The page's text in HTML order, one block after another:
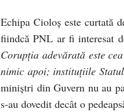
Echipa Cioloș este curtată
fiindcă PNL ar fi interesat
Corupția adevărată este
nimic apoi; instituțiile
miniștri din Guvern nu au
s-au dovedit decât o